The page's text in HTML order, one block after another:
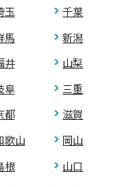
玉 千葉
馬 新潟
井 山梨
阜 三重
都 滋賀
歌山 岡山
根 山口